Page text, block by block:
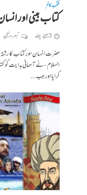
منتخب کالم
کتاب بینی اور
3 مہینے پہلے تبصرہ لکھیے
حضرت انسان اور کتاب کا رشتہ
السلام ،نے آسمانی ہدایت
کرایااور جب...